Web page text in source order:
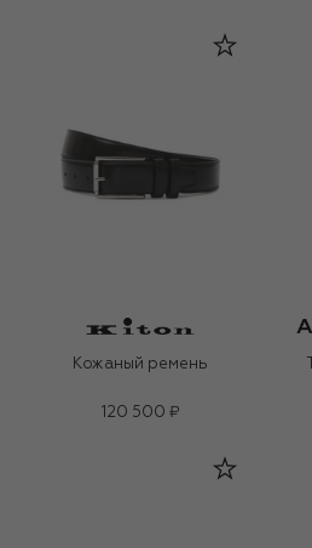
Кожаный ремень
120 500 ₽